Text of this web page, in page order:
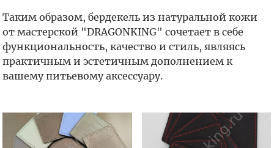
Таким образом, бердекель из натуральной кожи
от мастерской "DRAGONKING" сочетает в себе
функциональность, качество и стиль, являясь
практичным и эстетичным дополнением к
вашему питьевому аксессуару.